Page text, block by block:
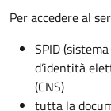
Per accedere al
SPID
d’identità
(CNS)
tutta la